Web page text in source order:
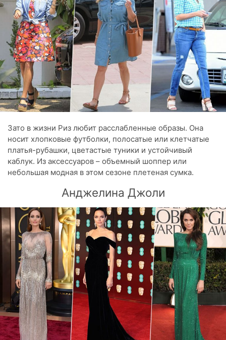
Зато в жизни Риз любит расслабленные образы. Она
носит хлопковые футболки, полосатые или клетчатые
платья-рубашки, цветастые туники и устойчивый
каблук. Из аксессуаров – объемный шоппер или
небольшая модная в этом сезоне плетеная сумка.
Анджелина Джоли